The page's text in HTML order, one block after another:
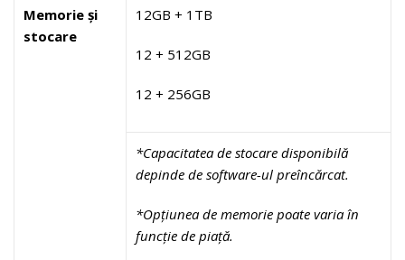
Memorie și
stocare
12GB + 1TB
12 + 512GB
12 + 256GB
*Capacitatea de stocare disponibilă
depinde de software-ul preîncărcat.
*Opțiunea de memorie poate varia în
funcție de piață.